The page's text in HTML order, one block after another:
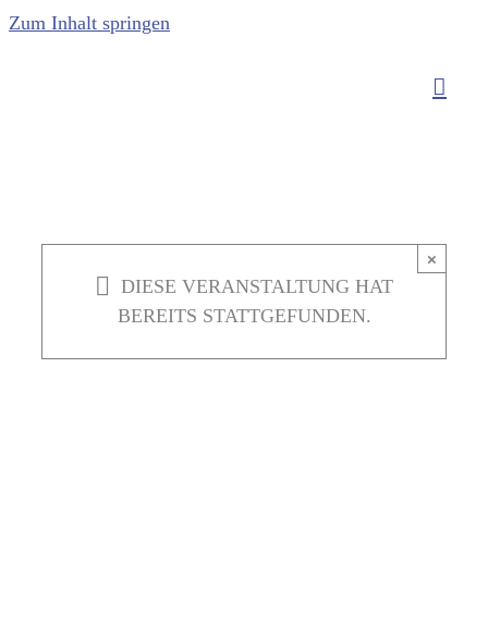
Zum Inhalt springen
DIESE VERANSTALTUNG HAT
BEREITS STATTGEFUNDEN.
×